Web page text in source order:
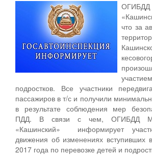
что за
подростков. Все участники
пассажиров в т/с и получили
в результате соблюдения мер
ПДД. В связи с чем, ОГИБДД
«Кашинский» информирует
движения об изменениях
2017 года по перевозке детей и